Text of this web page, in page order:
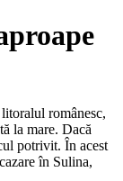
românesc,
la mare. Dacă
potrivit. În acest
în Sulina,